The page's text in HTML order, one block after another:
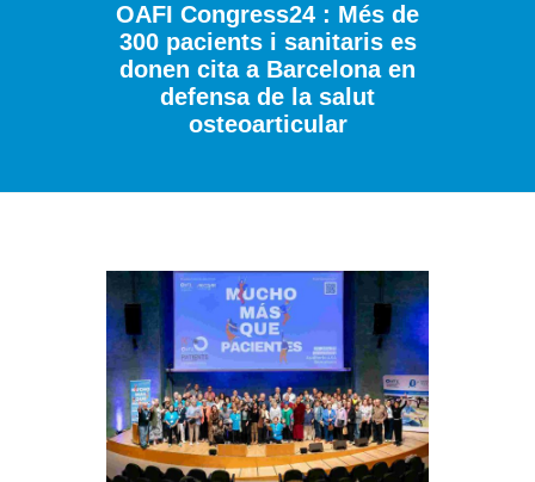
OAFI Congress24 : Més de
300 pacients i sanitaris es
donen cita a Barcelona en
defensa de la salut
osteoarticular